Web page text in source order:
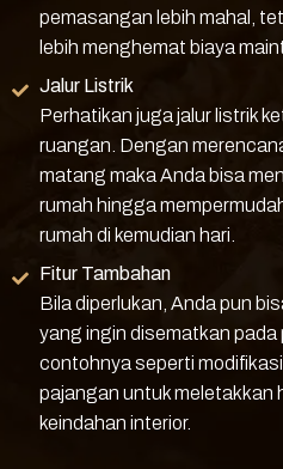
pemasangan lebih mahal,
lebih menghemat biaya
Jalur Listrik
Perhatikan juga jalur listrik
ruangan. Dengan
matang maka Anda bisa
rumah hingga
rumah di kemudian hari.
Fitur Tambahan
Bila diperlukan, Anda pun
yang ingin disematkan
contohnya seperti
pajangan untuk meletakkan
keindahan interior.